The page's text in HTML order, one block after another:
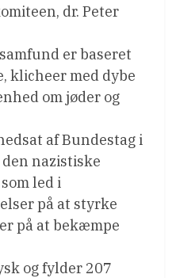
dr. Peter
er baseret
klicheer med dybe
om jøder og
af Bundestag i
nazistiske
led i
på at styrke
på at bekæmpe
og fylder 207